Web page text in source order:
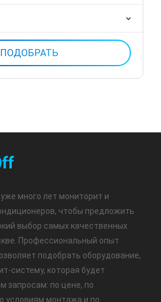
много лет мониторит и
чтобы предложить
выбор самых качественных
Профессиональный опыт
подобрать оборудование,
систему, которая будет
запросам: по цене, по
условиям монтажа и по